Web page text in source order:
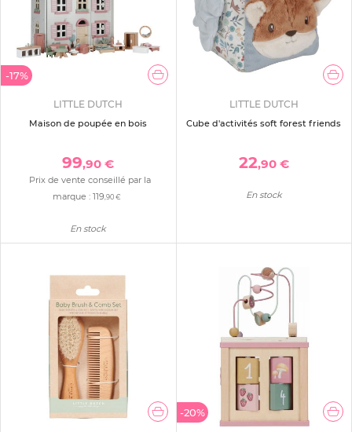
-17%
LITTLE DUTCH
Maison de poupée en bois
99,90 €
Prix de vente conseillé par la
marque : 119,90 €
En stock
LITTLE DUTCH
Cube d'activités soft forest friends
22,90 €
En stock
-20%